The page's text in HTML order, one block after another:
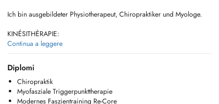
Ich bin ausgebildeter Physiotherapeut, Chiropraktiker und Myologe.
KINÉSITHÈRAPIE:
Schmerzen und Bewegungseinschränkungen haben meist mehr als nur
einen Grund. Oft liegen die Ursachen bei verschiedenen Fehlhaltungen
und Fehlbelastungen.
Gemeinsam erarbeiten wir eine auf Sie persönlich abgestimmte
Therapie für mehr Schmerz- und Bewegungsfreiheit. Durch
Chiropraktik in Verbindung mit Myofaszialen Behandlungen, werden in
der Regel schnelle Behandlungserfolge erzielt.
Continua a leggere
Diplomi
Chiropraktik
Myofasziale Triggerpunkttherapie
Modernes Faszientraining Re-Core